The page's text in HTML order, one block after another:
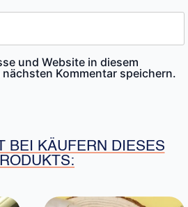
und Website in diesem
Kommentar speichern.
BEI KÄUFERN DIESES